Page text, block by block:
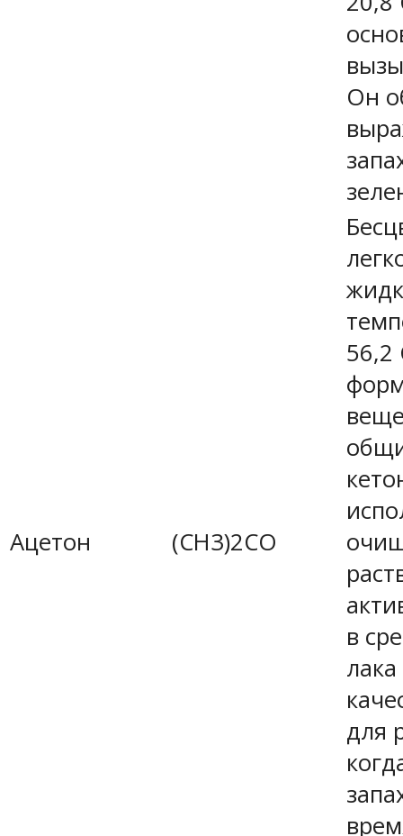
Он
Ацетон (CH3)2CO
56,2
в
для